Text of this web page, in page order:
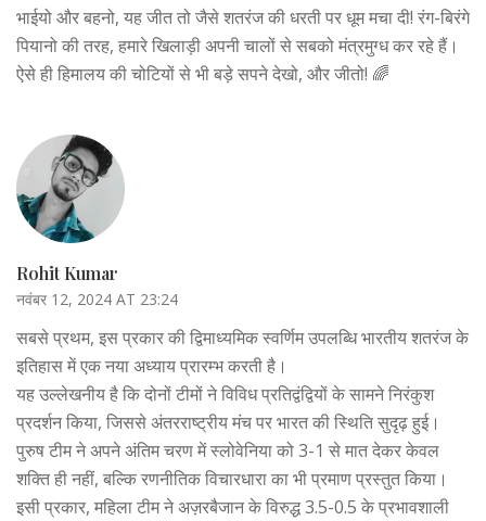
भाईयो और बहनो, यह जीत तो जैसे शतरंज की धरती पर धूम मचा दी! रंग-बिरंगे
पियानो की तरह, हमारे खिलाड़ी अपनी चालों से सबको मंत्रमुग्ध कर रहे हैं।
ऐसे ही हिमालय की चोटियों से भी बड़े सपने देखो, और जीतो! 🌈
Rohit Kumar
नवंबर 12, 2024 AT 23:24
सबसे प्रथम, इस प्रकार की द्विमाध्यमिक स्वर्णिम उपलब्धि भारतीय शतरंज के
इतिहास में एक नया अध्याय प्रारम्भ करती है।
यह उल्लेखनीय है कि दोनों टीमों ने विविध प्रतिद्वंद्वियों के सामने निरंकुश
प्रदर्शन किया, जिससे अंतरराष्ट्रीय मंच पर भारत की स्थिति सुदृढ़ हुई।
पुरुष टीम ने अपने अंतिम चरण में स्लोवेनिया को 3-1 से मात देकर केवल
शक्ति ही नहीं, बल्कि रणनीतिक विचारधारा का भी प्रमाण प्रस्तुत किया।
इसी प्रकार, महिला टीम ने अज़रबैजान के विरुद्ध 3.5-0.5 के प्रभावशाली